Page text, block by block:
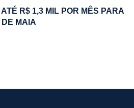
R$ 1,3 MIL POR MÊS PARA
MAIA